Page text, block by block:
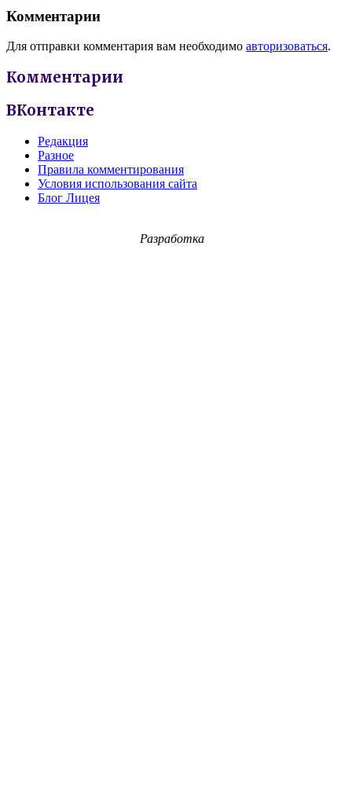
Комментарии
Для отправки комментария вам необходимо авторизоваться.
Комментарии
ВКонтакте
Редакция
Разное
Правила комментирования
Условия использования сайта
Блог Лицея
Разработка